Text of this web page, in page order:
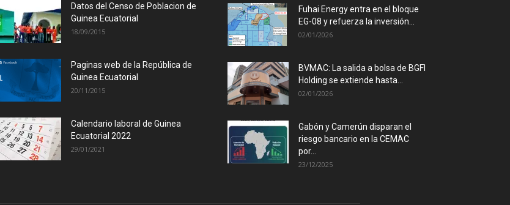
Datos del Censo de Poblacion de
Guinea Ecuatorial
18/09/2015
Paginas web de la República de
Guinea Ecuatorial
20/11/2015
Calendario laboral de Guinea
Ecuatorial 2022
29/01/2021
Fuhai Energy entra en el bloque
EG-08 y refuerza la inversión...
02/01/2026
BVMAC: La salida a bolsa de BGFI
Holding se extiende hasta...
02/01/2026
Gabón y Camerún disparan el
riesgo bancario en la CEMAC
por...
23/12/2025